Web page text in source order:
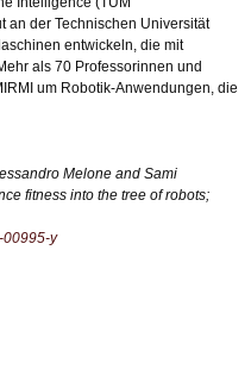
an der Technischen Universität
entwickeln, die mit
als 70 Professorinnen und
um Robotik-Anwendungen, die
Melone and Sami
fitness into the tree of robots;
00995-y